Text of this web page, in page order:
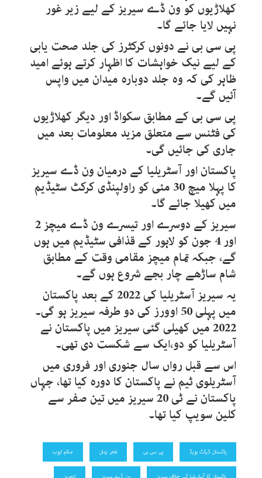
کھلاڑیوں کو ون ڈے سیریز کے لیے زیر غور
نہیں لایا جائے گا۔
پی سی بی نے دونوں کرکٹرز کی جلد صحت یابی
کے لیے نیک خواہشات کا اظہار کرتے ہوئے امید
ظاہر کی کہ وہ جلد دوبارہ میدان میں واپس
آئیں گے۔
پی سی بی کے مطابق سکواڈ اور دیگر کھلاڑیوں
کی فٹنس سے متعلق مزید معلومات بعد میں
جاری کی جائیں گی۔
پاکستان اور آسٹریلیا کے درمیان ون ڈے سیریز
کا پہلا میچ 30 مئی کو راولپنڈی کرکٹ سٹیڈیم
میں کھیلا جائے گا۔
سیریز کے دوسرے اور تیسرے ون ڈے میچز 2
اور 4 جون کو لاہور کے قذافی سٹیڈیم میں ہوں
گے، جبکہ تمام میچز مقامی وقت کے مطابق
شام ساڑھے چار بجے شروع ہوں گے۔
یہ سیریز آسٹریلیا کی 2022 کے بعد پاکستان
میں پہلی 50 اوورز کی دو طرفہ سیریز ہو گی۔
2022 میں کھیلی گئی سیریز میں پاکستان نے
آسٹریلیا کو دو،ایک سے شکست دی تھی۔
اس سے قبل رواں سال جنوری اور فروری میں
آسٹریلوی ٹیم نے پاکستان کا دورہ کیا تھا، جہاں
پاکستان نے ٹی 20 سیریز میں تین صفر سے
کلین سویپ کیا تھا۔
پاکستان کرکٹ بورڈ پی سی بی فخر زمان صائم ایوب
پاکستان کا آسٹریلیا کے خلاف سیریز ون ڈے سیریز انجریز